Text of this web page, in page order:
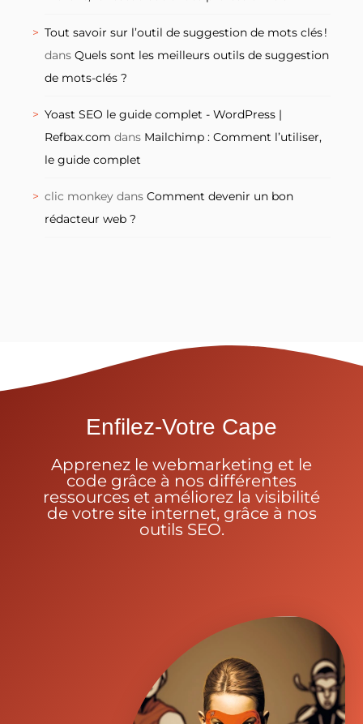
Tout savoir sur l’outil de suggestion de mots clés !
dans Quels sont les meilleurs outils de suggestion
de mots-clés ?
Yoast SEO le guide complet - WordPress |
Refbax.com dans Mailchimp : Comment l’utiliser,
le guide complet
clic monkey dans Comment devenir un bon
rédacteur web ?
Enfilez-Votre Cape
Apprenez le webmarketing et le
code grâce à nos différentes
ressources et améliorez la visibilité
de votre site internet, grâce à nos
outils SEO.